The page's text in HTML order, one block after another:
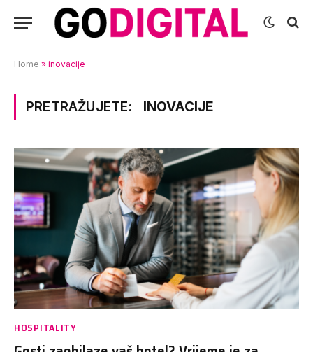
Home » inovacije
PRETRAŽUJETE: INOVACIJE
HOSPITALITY